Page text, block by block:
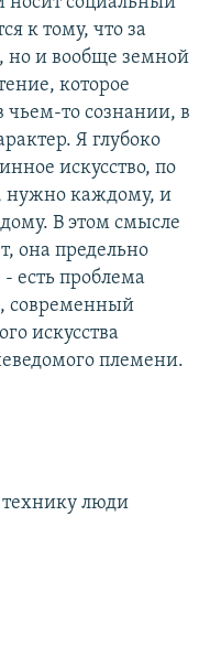
к тому, что за
но и вообще земной
которое
чьем-то сознании, в
Я глубоко
искусство, по
нужно каждому, и
В этом смысле
она предельно
есть проблема
современный
искусства
племени.
люди